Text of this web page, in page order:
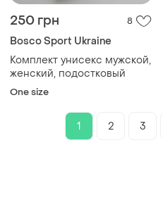
250 грн 8
Bosco Sport Ukraine
Комплект унисекс мужской,
женский, подостковый
One size
1 2 3